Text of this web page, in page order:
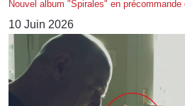
Nouvel album "Spirales" en précommande
10 Juin 2026